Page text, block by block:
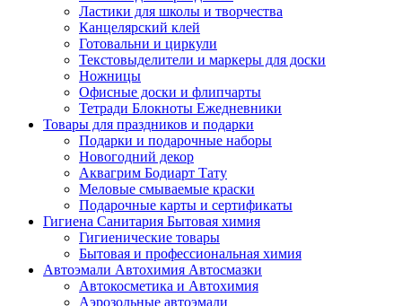
Ластики для школы и творчества
Канцелярский клей
Готовальни и циркули
Текстовыделители и маркеры для доски
Ножницы
Офисные доски и флипчарты
Тетради Блокноты Ежедневники
Товары для праздников и подарки
Подарки и подарочные наборы
Новогодний декор
Аквагрим Бодиарт Тату
Меловые смываемые краски
Подарочные карты и сертификаты
Гигиена Санитария Бытовая химия
Гигиенические товары
Бытовая и профессиональная химия
Автоэмали Автохимия Автосмазки
Автокосметика и Автохимия
Аэрозольные автоэмали